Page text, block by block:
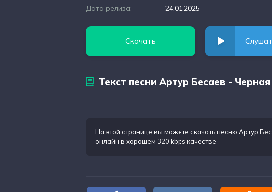
Дата релиза:
24.01.2025
Скачать
Текст песни Артур Бесаев -
На этой странице вы можете скачать песню Артур
онлайн в хорошем 320 kbps качестве